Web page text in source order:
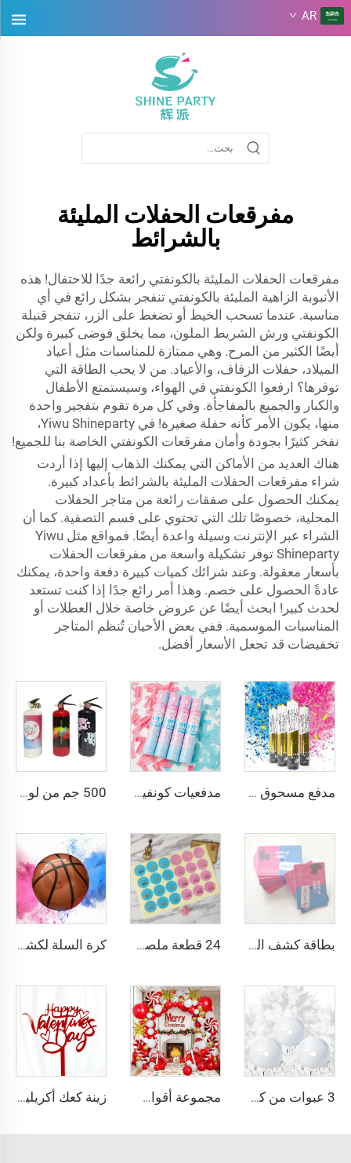
AR
مفرقعات الحفلات المليئة
بالشرائط
مفرقعات الحفلات المليئة بالكونفتي رائعة جدًا للاحتفال! هذه
الأنبوبة الزاهية المليئة بالكونفتي تنفجر بشكل رائع في أي
مناسبة. عندما تسحب الخيط أو تضغط على الزر، تنفجر قنبلة
الكونفتي ورش الشريط الملون، مما يخلق فوضى كبيرة ولكن
أيضًا الكثير من المرح. وهي ممتازة للمناسبات مثل أعياد
الميلاد، حفلات الزفاف، والأعياد. من لا يحب الطاقة التي
توفرها؟ ارفعوا الكونفتي في الهواء، وسيستمتع الأطفال
والكبار والجميع بالمفاجأة. وفي كل مرة تقوم بتفجير واحدة
منها، يكون الأمر كأنه حفلة صغيرة! في Yiwu Shineparty،
نفخر كثيرًا بجودة وأمان مفرقعات الكونفتي الخاصة بنا للجميع!
هناك العديد من الأماكن التي يمكنك الذهاب إليها إذا أردت
شراء مفرقعات الحفلات المليئة بالشرائط بأعداد كبيرة.
يمكنك الحصول على صفقات رائعة من متاجر الحفلات
المحلية، خصوصًا تلك التي تحتوي على قسم التصفية. كما أن
الشراء عبر الإنترنت وسيلة واعدة أيضًا. فمواقع مثل Yiwu
Shineparty توفر تشكيلة واسعة من مفرقعات الحفلات
بأسعار معقولة. وعند شرائك كميات كبيرة دفعة واحدة، يمكنك
عادةً الحصول على خصم. وهذا أمر رائع جدًا إذا كنت تستعد
لحدث كبير! ابحث أيضًا عن عروض خاصة خلال العطلات أو
المناسبات الموسمية. ففي بعض الأحيان تُنظم المتاجر
تخفيضات قد تجعل الأسعار أفضل.
مدفع مسحوق كونفيتي قابل للتحلل بيئيًا لإظهار نوع الجنين، أزرق للأولاد ووردي للفتيات، متفجرات إظهار نوع المولود مدفعيات كونفيتي لكشف الجنس، كونفيتي ورقي من ورق المناديل، ديكورات حفل استقبال المولود 500 جم من لوازم حفل كشف الجنس مع زجاجات بخاخ مسحوق، طفاية حريق بالمسحوق، أدوات حفل بخاخ
بطاقة كشف الجنس، بطاقة كشط للكشف عن الذكر أو الأنثى، أدوات لعبة حفلة كشف نوع الجنين ذكر أم أنثى 24 قطعة ملصقات كشف الجنس فريق الذكر أو فريق الأنثى ملصقات ورقية غير لاصقة كرة السلة لكشف نوع الجنين ذكر أم أنثى، قاذفة دخان بالمسحوق، قنبلة دخانية للإعلان عن نوع الجنين
3 عبوات من كرات الغولف المنفجرة مع مسحوق أبيض لحفلات كشف جنس المولود مجموعة أقواس بالونات عيد الميلاد 138 قطعة - بالونات لاتكس حمراء وبيضاء وذهبية وبالونات كرتونية للاحتفال بعيد الميلاد ورأس السنة زينة كعك أكريليك بأسلوب إنستغرام لعيد الحب، مزين كعكة أكريليك للخبز بمناسبة عيد الحب